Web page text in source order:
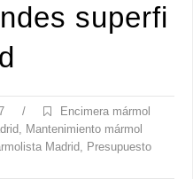
superfi
/
Encimera mármol
Mantenimiento mármol
Madrid
Presupuesto